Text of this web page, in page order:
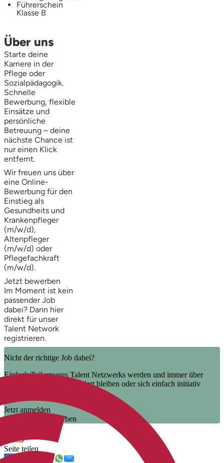
Führerschein
Klasse B
Über uns
Starte deine
Karriere in der
Pflege oder
Sozialpädagogik.
Schnelle
Bewerbung, flexible
Einsätze und
persönliche
Betreuung – deine
nächste Chance ist
nur einen Klick
entfernt.
Wir freuen uns über
eine Online-
Bewerbung für den
Einstieg als
Gesundheits und
Krankenpfleger
(m/w/d),
Altenpfleger
(m/w/d) oder
Pflegefachkraft
(m/w/d).
Jetzt bewerben
Im Moment ist kein
passender Job
dabei? Dann hier
direkt für unser
Talent Network
registrieren.
Nicht der richtige Job dabei?
Einfach Teil unseres Talent Netzwerks werden und immer über
unsere neuen Jobs informiert bleiben oder sich einfach initiativ
Jetzt anmelden
Jetzt initiativ bewerben
Seite teilen